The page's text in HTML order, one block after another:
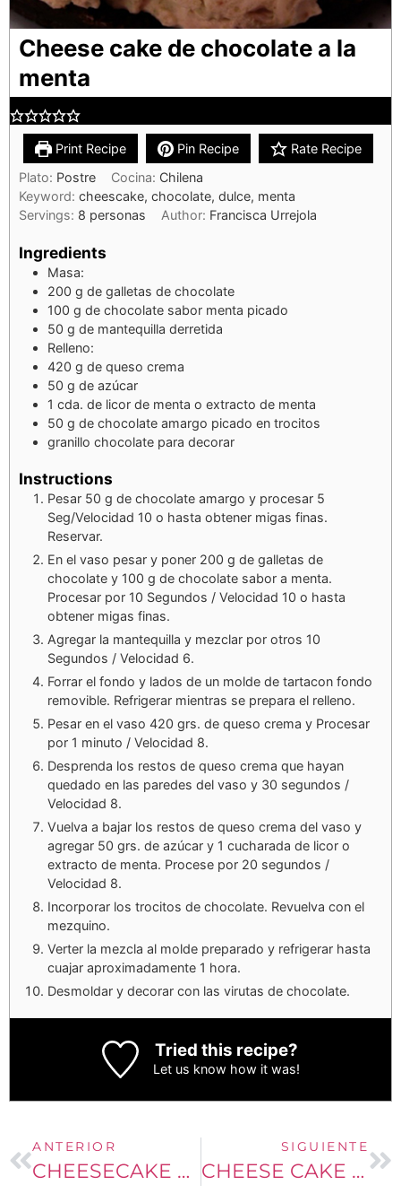
Cheese cake de chocolate a la
menta
Print Recipe Pin Recipe
Rate Recipe
Plato: Postre Cocina: Chilena
Keyword: cheescake, chocolate, dulce, menta
Servings: 8 personas Author: Francisca Urrejola
Ingredients
Masa:
200 g de galletas de chocolate
100 g de chocolate sabor menta picado
50 g de mantequilla derretida
Relleno:
420 g de queso crema
50 g de azúcar
1 cda. de licor de menta o extracto de menta
50 g de chocolate amargo picado en trocitos
granillo chocolate para decorar
Instructions
Pesar 50 g de chocolate amargo y procesar 5
Seg/Velocidad 10 o hasta obtener migas finas.
Reservar.
En el vaso pesar y poner 200 g de galletas de
chocolate y 100 g de chocolate sabor a menta.
Procesar por 10 Segundos / Velocidad 10 o hasta
obtener migas finas.
Agregar la mantequilla y mezclar por otros 10
Segundos / Velocidad 6.
Forrar el fondo y lados de un molde de tartacon fondo
removible. Refrigerar mientras se prepara el relleno.
Pesar en el vaso 420 grs. de queso crema y Procesar
por 1 minuto / Velocidad 8.
Desprenda los restos de queso crema que hayan
quedado en las paredes del vaso y 30 segundos /
Velocidad 8.
Vuelva a bajar los restos de queso crema del vaso y
agregar 50 grs. de azúcar y 1 cucharada de licor o
extracto de menta. Procese por 20 segundos /
Velocidad 8.
Incorporar los trocitos de chocolate. Revuelva con el
mezquino.
Verter la mezcla al molde preparado y refrigerar hasta
cuajar aproximadamente 1 hora.
Desmoldar y decorar con las virutas de chocolate.
Tried this recipe?
Let us know how it was!
ANTERIOR
CHEESECAKE DE TRES CHOCOLATES
SIGUIENTE
CHEESE CAKE DE COOKIES AND CREAM